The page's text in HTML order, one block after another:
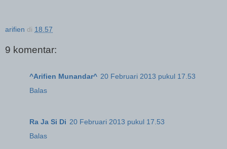
arifien di 18.57
9 komentar:
^Arifien Munandar^ 20 Februari 2013 pukul 17.53
Balas
Ra Ja Si Di 20 Februari 2013 pukul 17.53
Balas